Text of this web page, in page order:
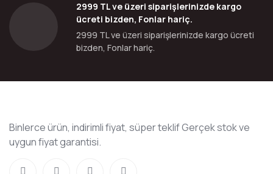
2999 TL ve üzeri siparişlerinizde kargo
ücreti bizden, Fonlar hariç.
2999 TL ve üzeri siparişlerinizde kargo ücreti
bizden, Fonlar hariç.
Binlerce ürün, indirimli fiyat, süper teklif Gerçek stok ve
uygun fiyat garantisi.